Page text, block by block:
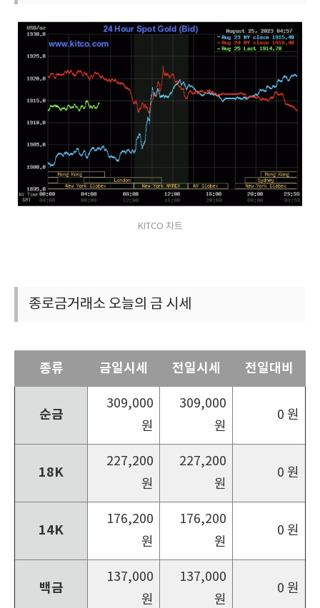
KITCO 차트
종로금거래소 오늘의 금 시세
종류 금일시세 전일시세 전일대비
순금
309,000
원
309,000
원
0 원
18K
227,200
원
227,200
원
0 원
14K
176,200
원
176,200
원
0 원
백금
137,000
원
137,000
원
0 원